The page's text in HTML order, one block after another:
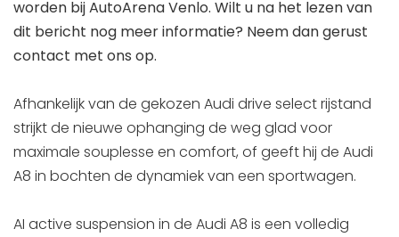
worden bij AutoArena Venlo. Wilt u na het lezen van
dit bericht nog meer informatie? Neem dan gerust
contact met ons op.
Afhankelijk van de gekozen Audi drive select rijstand
strijkt de nieuwe ophanging de weg glad voor
maximale souplesse en comfort, of geeft hij de Audi
A8 in bochten de dynamiek van een sportwagen.
AI active suspension in de Audi A8 is een volledig